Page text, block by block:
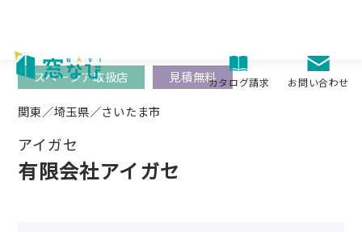
content
カタログ請求 お問い合わせ
関東／埼玉県／さいたま市
アイガセ
有限会社アイガセ
スペーシア取扱店 見積無料